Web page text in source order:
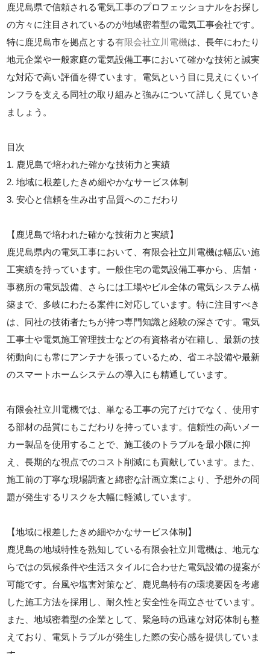
鹿児島県で信頼される電気工事のプロフェッショナルをお探し
の方々に注目されているのが地域密着型の電気工事会社です。
特に鹿児島市を拠点とする有限会社立川電機は、長年にわたり
地元企業や一般家庭の電気設備工事において確かな技術と誠実
な対応で高い評価を得ています。電気という目に見えにくいイ
ンフラを支える同社の取り組みと強みについて詳しく見ていき
ましょう。
目次
1. 鹿児島で培われた確かな技術力と実績
2. 地域に根差したきめ細やかなサービス体制
3. 安心と信頼を生み出す品質へのこだわり
【鹿児島で培われた確かな技術力と実績】
鹿児島県内の電気工事において、有限会社立川電機は幅広い施
工実績を持っています。一般住宅の電気設備工事から、店舗・
事務所の電気設備、さらには工場やビル全体の電気システム構
築まで、多岐にわたる案件に対応しています。特に注目すべき
は、同社の技術者たちが持つ専門知識と経験の深さです。電気
工事士や電気施工管理技士などの有資格者が在籍し、最新の技
術動向にも常にアンテナを張っているため、省エネ設備や最新
のスマートホームシステムの導入にも精通しています。
有限会社立川電機では、単なる工事の完了だけでなく、使用す
る部材の品質にもこだわりを持っています。信頼性の高いメー
カー製品を使用することで、施工後のトラブルを最小限に抑
え、長期的な視点でのコスト削減にも貢献しています。また、
施工前の丁寧な現場調査と綿密な計画立案により、予想外の問
題が発生するリスクを大幅に軽減しています。
【地域に根差したきめ細やかなサービス体制】
鹿児島の地域特性を熟知している有限会社立川電機は、地元な
らではの気候条件や生活スタイルに合わせた電気設備の提案が
可能です。台風や塩害対策など、鹿児島特有の環境要因を考慮
した施工方法を採用し、耐久性と安全性を両立させています。
また、地域密着型の企業として、緊急時の迅速な対応体制も整
えており、電気トラブルが発生した際の安心感を提供していま